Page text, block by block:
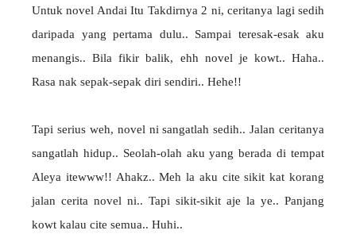
Untuk novel Andai Itu Takdirnya 2 ni, ceritanya lagi sedih
daripada yang pertama dulu.. Sampai teresak-esak aku
menangis.. Bila fikir balik, ehh novel je kowt.. Haha..
Rasa nak sepak-sepak diri sendiri.. Hehe!!
Tapi serius weh, novel ni sangatlah sedih.. Jalan ceritanya
sangatlah hidup.. Seolah-olah aku yang berada di tempat
Aleya itewww!! Ahakz.. Meh la aku cite sikit kat korang
jalan cerita novel ni.. Tapi sikit-sikit aje la ye.. Panjang
kowt kalau cite semua.. Huhi..